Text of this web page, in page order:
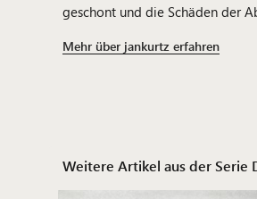
geschont und die Schäden der
Mehr über jankurtz erfahren
Weitere Artikel aus der Serie